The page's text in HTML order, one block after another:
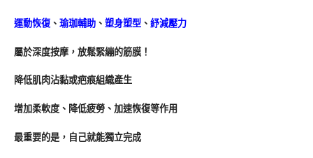
運動恢復 、 瑜珈輔助 、 塑身塑型 、 紓減壓力
屬於深度按摩，放鬆緊繃的筋膜！
降低肌肉沾黏或疤痕組織產生
增加柔軟度、降低疲勞、加速恢復等作用
最重要的是，自己就能獨立完成